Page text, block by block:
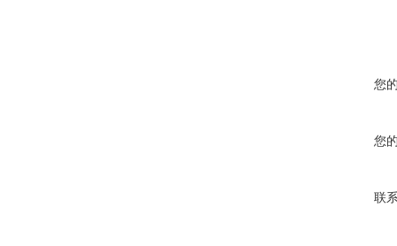
您
您
联